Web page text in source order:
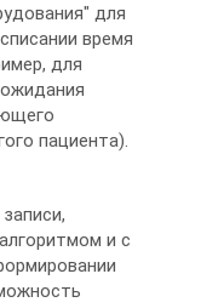
для
время
для
пациента).
и с